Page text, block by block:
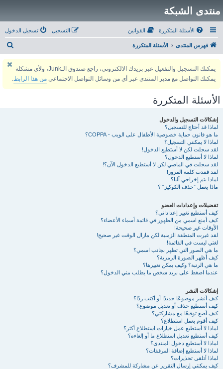
منتدى الشبكة
الأسئلة المتكررة القوانين تسجيل الدخول التسجيل
فهرس المنتدى الأسئلة المتكررة
يمكنك التسجيل والتفعيل عبر بريدك الالكتروني، راجع صندوق الـJunk، ولأي مشكلة
يمكنك التواصل مع مدير المنتدى عبر أي من وسائل التواصل الاجتماعي من هذا الرابط.
الأسئلة المتكررة
إشكالات التسجيل والدخول
لماذا قد أحتاج للتسجيل؟
ما هو قانون حماية خصوصية الأطفال على الويب - COPPA؟
لماذا لا يمكنني التسجيل؟
لقد سجلت لكن لا أستطيع الدخول!
لماذا لا أستطيع الدخول؟
لقد سجلت في الماضي لكن لا أستطيع الدخول الآن؟!
لقد فقدت كلمة المرور!
لماذا يتم إخراجي آليا؟
ماذا يعمل ”حذف الكوكيز“ ؟
تفضيلات وإعدادات العضو
كيف أستطيع تغيير إعداداتي؟
كيف أمنع اسمي من الظهور في قائمة أسماء الأعضاء؟
الأوقات غير صحيحة!
لقد غيرت المنطقة الزمنية لكن مازال الوقت غير صحيح!
لغتي ليست في القائمة!
ما هي الصور التي تظهر بجانب اسمي؟
كيف أظهر الصورة الرمزية؟
ما هي الرتبة؟ وكيف يمكن تغييرها؟
عندما اضغط على بريد شخص ما يطلب مني الدخول؟
إشكالات النشر
كيف أنشر موضوعًا جديدًا أو أكتب ردًا؟
كيف أستطيع حذف أو تعديل موضوع؟
كيف أضع توقيعًا مع مشاركتي؟
كيف أقوم بعمل استطلاع؟
لماذا لا أستطيع عمل خيارات استطلاع أكثر؟
كيف أستطيع تعديل استطلاع ما أو إلغاءه؟
لماذا لا أستطيع دخول المنتدى؟
لماذا لا أستطيع إضافة المرفقات؟
لماذا أتلقى تحذيرات؟
كيف يمكنني إرسال التقرير عن مشاركة للمشرف؟